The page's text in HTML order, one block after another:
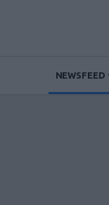
NEWSFEED